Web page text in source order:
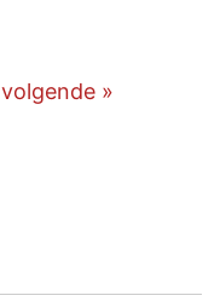
volgende »